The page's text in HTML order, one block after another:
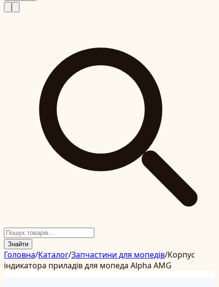
Знайти
Головна/Каталог/Запчастини для мопедів/Корпус
індикатора приладів для мопеда Alpha AMG